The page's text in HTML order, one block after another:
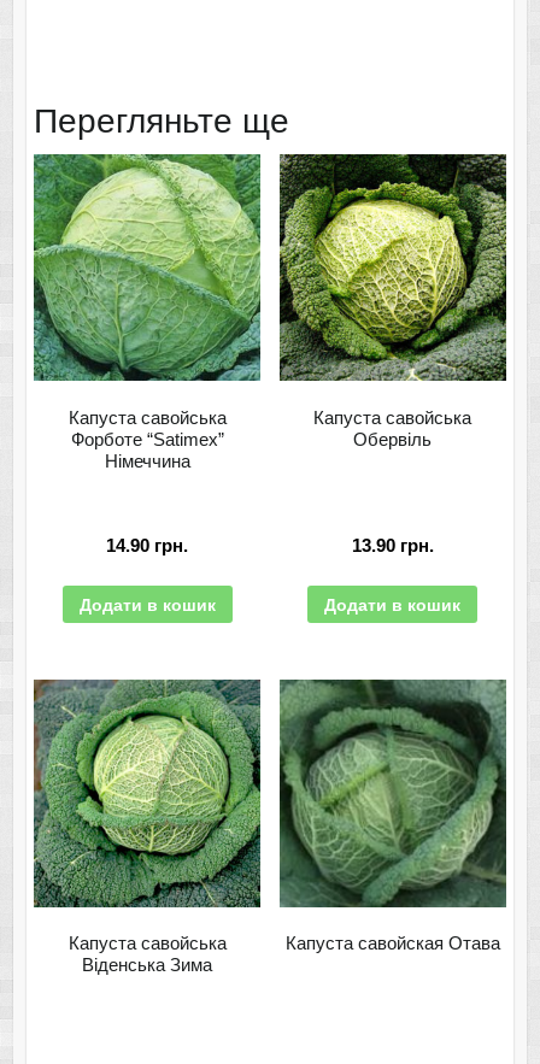
Перегляньте ще
Капуста савойська
Форботе “Satimex”
Німеччина
14.90 грн.
Додати в кошик
Капуста савойська
Обервіль
13.90 грн.
Додати в кошик
Капуста савойська
Віденська Зима
Капуста савойская Отава